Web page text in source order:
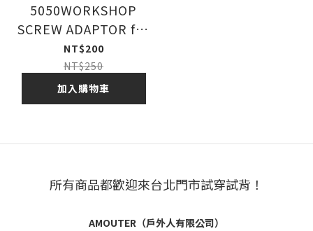
5050WORKSHOP
SCREW ADAPTOR for
MINIMALIGHT
NT$200
NT$250
加入購物車
所有商品都歡迎來台北門市試穿試背！
AMOUTER（戶外人有限公司）